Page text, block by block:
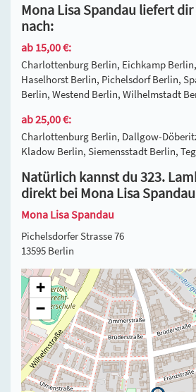
Mona Lisa Spandau liefert
nach:
ab 15,00 €:
Charlottenburg Berlin, Eichkamp
Haselhorst Berlin, Pichelsdorf Berlin,
Berlin, Westend Berlin, Wilhelmstadt
ab 25,00 €:
Charlottenburg Berlin, Dallgow-
Kladow Berlin, Siemensstadt Berlin,
Natürlich kannst du 323.
direkt bei Mona Lisa
Mona Lisa Spandau
Pichelsdorfer Strasse 76
13595 Berlin
+
−